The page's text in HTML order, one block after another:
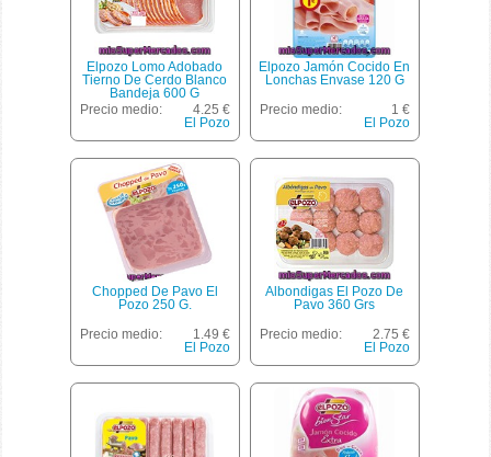
Elpozo Lomo Adobado
Tierno De Cerdo Blanco
Bandeja 600 G
Precio medio:
4.25 €
El Pozo
Elpozo Jamón Cocido En
Lonchas Envase 120 G
Precio medio:
1 €
El Pozo
Chopped De Pavo El
Pozo 250 G.
Precio medio:
1.49 €
El Pozo
Albondigas El Pozo De
Pavo 360 Grs
Precio medio:
2.75 €
El Pozo